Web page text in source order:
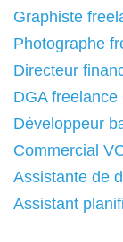
Graphiste
Photographe
Directeur
DGA freelance
Développeur
Commercial
Assistante de
Assistant